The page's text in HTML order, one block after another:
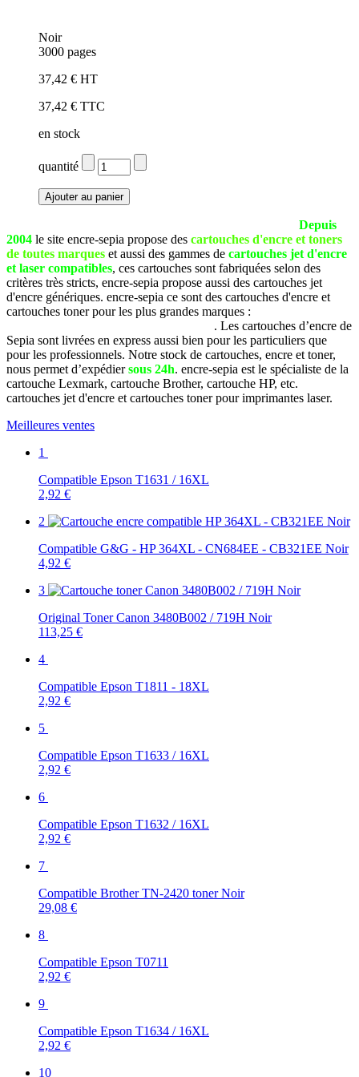
Noir
3000 pages
37,42 € HT
37,42 € TTC
en stock
quantité
Depuis
2004 le site encre-sepia propose des cartouches d'encre et toners
de toutes marques et aussi des gammes de cartouches jet d'encre
et laser compatibles, ces cartouches sont fabriquées selon des
critères très stricts, encre-sepia propose aussi des cartouches jet
d'encre génériques. encre-sepia ce sont des cartouches d'encre et
cartouches toner pour les plus grandes marques :
. Les cartouches d’encre de
Sepia sont livrées en express aussi bien pour les particuliers que
pour les professionnels. Notre stock de cartouches, encre et toner,
nous permet d’expédiersous 24h. encre-sepia est le spécialiste de la
cartouche Lexmark, cartouche Brother, cartouche HP, etc.
cartouches jet d'encre et cartouches toner pour imprimantes laser.
Meilleures ventes
1
Compatible Epson T1631 / 16XL
2,92 €
2
Compatible G&G - HP 364XL - CN684EE - CB321EE Noir
4,92 €
3
Original Toner Canon 3480B002 / 719H Noir
113,25 €
4
Compatible Epson T1811 - 18XL
2,92 €
5
Compatible Epson T1633 / 16XL
2,92 €
6
Compatible Epson T1632 / 16XL
2,92 €
7
Compatible Brother TN-2420 toner Noir
29,08 €
8
Compatible Epson T0711
2,92 €
9
Compatible Epson T1634 / 16XL
2,92 €
10